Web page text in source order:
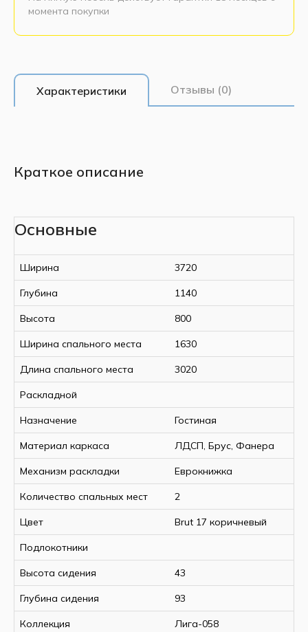
момента покупки
Характеристики Отзывы (0)
Краткое описание
Основные
Ширина 3720
Глубина 1140
Высота 800
Ширина спального места 1630
Длина спального места 3020
Раскладной
Назначение Гостиная
Материал каркаса ЛДСП, Брус, Фанера
Механизм раскладки Еврокнижка
Количество спальных мест 2
Цвет Brut 17 коричневый
Подлокотники
Высота сидения 43
Глубина сидения 93
Коллекция Лига-058